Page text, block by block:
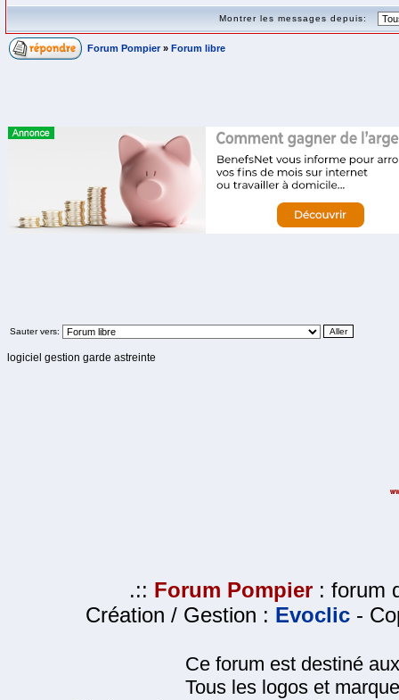
Montrer les messages depuis:
Forum Pompier » Forum libre
Sauter vers:
logiciel gestion garde astreinte
.:: Forum Pompier : forum
Création / Gestion : Evoclic -
Ce forum est destiné
Tous les logos et